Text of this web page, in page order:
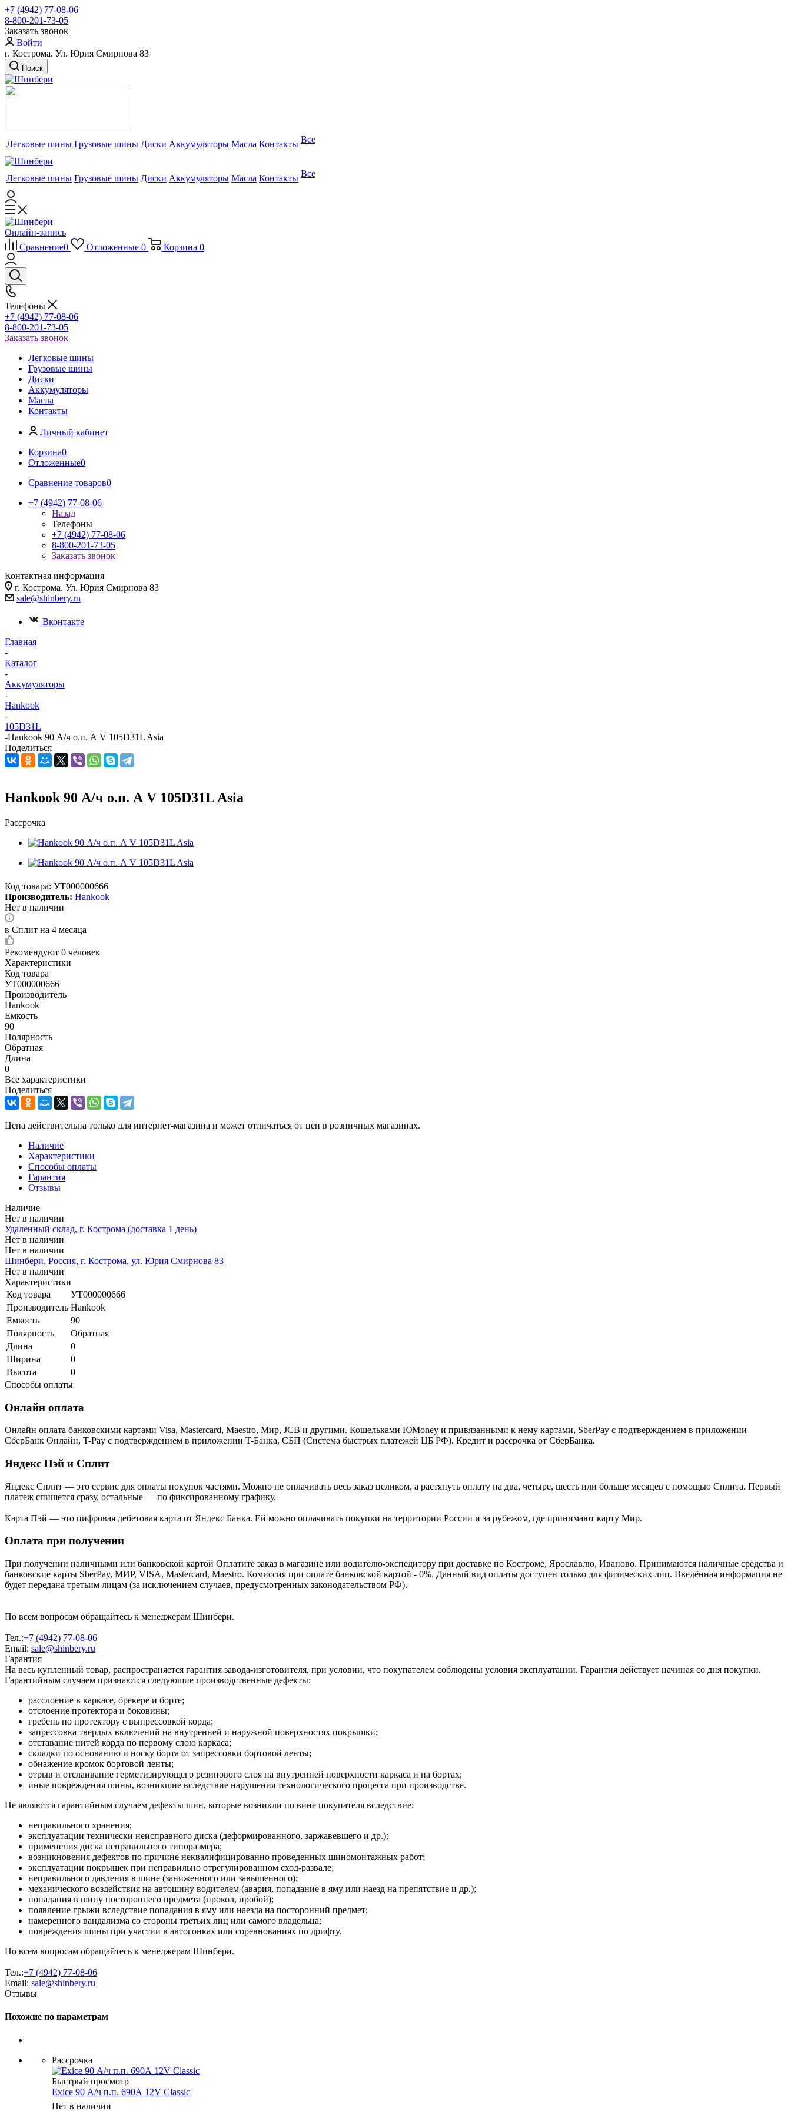
+7 (4942) 77-08-06
8-800-201-73-05
Заказать звонок
Войти
г. Кострома. Ул. Юрия Смирнова 83
Поиск
Легковые шины Грузовые шины Диски Аккумуляторы Масла Контакты Все
Легковые шины Грузовые шины Диски Аккумуляторы Масла Контакты Все
Онлайн-запись
Сравнение0 Отложенные 0 Корзина 0
Телефоны
+7 (4942) 77-08-06
8-800-201-73-05
Заказать звонок
Легковые шины
Грузовые шины
Диски
Аккумуляторы
Масла
Контакты
Личный кабинет
Корзина0
Отложенные0
Сравнение товаров0
+7 (4942) 77-08-06
Назад
Телефоны
+7 (4942) 77-08-06
8-800-201-73-05
Заказать звонок
Контактная информация
г. Кострома. Ул. Юрия Смирнова 83
sale@shinbery.ru
Вконтакте
Главная
-
Каталог
-
Аккумуляторы
-
Hankook
-
105D31L
-Hankook 90 А/ч о.п. А V 105D31L Asia
Поделиться
Hankook 90 А/ч о.п. А V 105D31L Asia
Рассрочка
Код товара: УТ000000666
Производитель: Hankook
Нет в наличии
в Сплит на 4 месяца
Рекомендуют 0 человек
Характеристики
Код товара
УТ000000666
Производитель
Hankook
Емкость
90
Полярность
Обратная
Длина
0
Все характеристики
Поделиться
Цена действительна только для интернет-магазина и может отличаться от цен в розничных магазинах.
Наличие
Характеристики
Способы оплаты
Гарантия
Отзывы
Наличие
Нет в наличии
Удаленный склад, г. Кострома (доставка 1 день)
Нет в наличии
Нет в наличии
Шинбери, Россия, г. Кострома, ул. Юрия Смирнова 83
Нет в наличии
Характеристики
Код товара
УТ000000666
Производитель Hankook
Емкость
90
Полярность
Обратная
Длина
0
Ширина
0
Высота
0
Способы оплаты
Онлайн оплата
Онлайн оплата банковскими картами Visa, Mastercard, Maestro, Мир, JCB и другими. Кошельками ЮMoney и привязанными к нему картами, SberPay с подтверждением в приложении
СберБанк Онлайн, T-Pay с подтверждением в приложении T-Банка, СБП (Система быстрых платежей ЦБ РФ). Кредит и рассрочка от СберБанка.
Яндекс Пэй и Сплит
Яндекс Cплит — это сервис для оплаты покупок частями. Можно не оплачивать весь заказ целиком, а растянуть оплату на два, четыре, шесть или больше месяцев с помощью Сплита. Первый
платеж спишется сразу, остальные — по фиксированному графику.
Карта Пэй — это цифровая дебетовая карта от Яндекс Банка. Ей можно оплачивать покупки на территории России и за рубежом, где принимают карту Мир.
Оплата при получении
При получении наличными или банковской картой Оплатите заказ в магазине или водителю-экспедитору при доставке по Костроме, Ярославлю, Иваново. Принимаются наличные средства и
банковские карты SberPay, МИР, VISA, Mastercard, Maestro. Комиссия при оплате банковской картой - 0%. Данный вид оплаты доступен только для физических лиц. Введённая информация не
будет передана третьим лицам (за исключением случаев, предусмотренных законодательством РФ).
По всем вопросам обращайтесь к менеджерам Шинбери.
Тел.:+7 (4942) 77-08-06
Email: sale@shinbery.ru
Гарантия
На весь купленный товар, распространяется гарантия завода-изготовителя, при условии, что покупателем соблюдены условия эксплуатации. Гарантия действует начиная со дня покупки.
Гарантийным случаем признаются следующие производственные дефекты:
расслоение в каркасе, брекере и борте;
отслоение протектора и боковины;
гребень по протектору с выпрессовкой корда;
запрессовка твердых включений на внутренней и наружной поверхностях покрышки;
отставание нитей корда по первому слою каркаса;
складки по основанию и носку борта от запрессовки бортовой ленты;
обнажение кромок бортовой ленты;
отрыв и отслаивание герметизирующего резинового слоя на внутренней поверхности каркаса и на бортах;
иные повреждения шины, возникшие вследствие нарушения технологического процесса при производстве.
Не являются гарантийным случаем дефекты шин, которые возникли по вине покупателя вследствие:
неправильного хранения;
эксплуатации технически неисправного диска (деформированного, заржавевшего и др.);
применения диска неправильного типоразмера;
возникновения дефектов по причине неквалифицированно проведенных шиномонтажных работ;
эксплуатации покрышек при неправильно отрегулированном сход-развале;
неправильного давления в шине (заниженного или завышенного);
механического воздействия на автошину водителем (авария, попадание в яму или наезд на препятствие и др.);
попадания в шину постороннего предмета (прокол, пробой);
появление грыжи вследствие попадания в яму или наезда на посторонний предмет;
намеренного вандализма со стороны третьих лиц или самого владельца;
повреждения шины при участии в автогонках или соревнованиях по дрифту.
По всем вопросам обращайтесь к менеджерам Шинбери.
Тел.:+7 (4942) 77-08-06
Email: sale@shinbery.ru
Отзывы
Похожие по параметрам
Рассрочка
Быстрый просмотр
Exice 90 А/ч п.п. 690А 12V Classic
Нет в наличии